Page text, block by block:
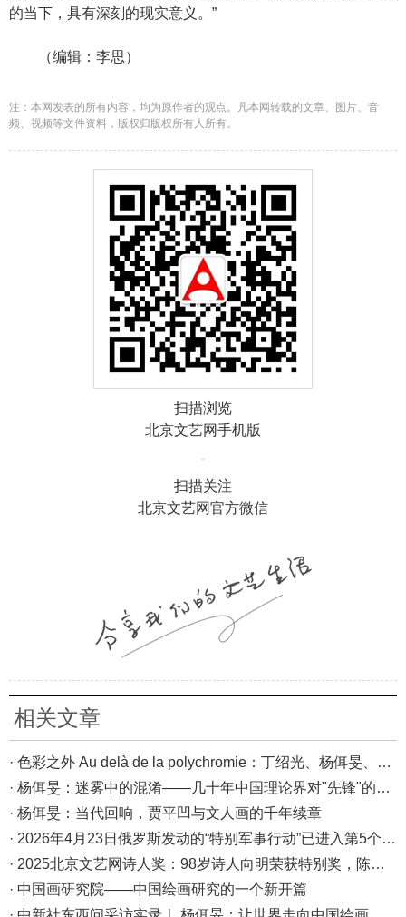
的当下，具有深刻的现实意义。”
（编辑：李思）
注：本网发表的所有内容，均为原作者的观点。凡本网转载的文章、图片、音
频、视频等文件资料，版权归版权所有人所有。
扫描浏览
北京文艺网手机版
扫描关注
北京文艺网官方微信
相关文章
· 色彩之外 Au delà de la polychromie：丁绍光、杨佴旻、Alain Cardenas·Castro巴黎展
· 杨佴旻：迷雾中的混淆——几十年中国理论界对"先锋"的误读，对创作的误导
· 杨佴旻：当代回响，贾平凹与文人画的千年续章
· 2026年4月23日俄罗斯发动的“特别军事行动”已进入第5个年头，俄乌局势最新综述
· 2025北京文艺网诗人奖：98岁诗人向明荣获特别奖，陈东东荣获诗人奖，茱萸荣获年度诗人奖！
· 中国画研究院——中国绘画研究的一个新开篇